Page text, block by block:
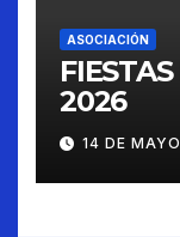
ASOCIACIÓN
2026
14 DE